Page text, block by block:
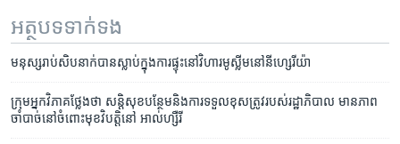
អត្ថបទ​ទាក់ទង
មនុស្ស​រាប់​សិប​នាក់​បាន​ស្លាប់​ក្នុង​ការ​ផ្ទុះ​នៅ​វិហារ​មូស្លីម​នៅ​នីហ្សេរីយ៉ា
ក្រុម​​អ្នកវិភាគ​ថ្លែងថា​ សន្តិសុខ​បន្ថែម​និង​ការ​ទទួល​ខុស​ត្រូវ​របស់​រដ្ឋាភិបាល​ មាន​ភាព​
ចាំបាច់​​នៅចំពោះមុខវិបត្តិ​នៅ អាល់​ហ្សឺរី